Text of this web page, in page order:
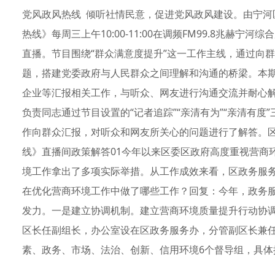
党风政风热线 倾听社情民意，促进党风政风建设。由宁
热线》每周三上午10:00-11:00在调频FM99.8兆赫宁河综
直播。节目围绕“群众满意度提升”这一工作主线，通过向
题，搭建党委政府与人民群众之间理解和沟通的桥梁。
企业等汇报相关工作，与听众、网友进行沟通交流并耐
负责同志通过节目设置的“记者追踪”“亲清有为”“亲清有
作向群众汇报，对听众和网友所关心的问题进行了解答
线》直播间政策解答01今年以来区委区政府高度重视营
境工作拿出了多项实际举措。从工作成效来看，区政务
在优化营商环境工作中做了哪些工作？回复：今年，政
发力。一是建立协调机制。建立营商环境质量提升行动
区长任副组长，办公室设在区政务服务办，分管副区长
素、政务、市场、法治、创新、信用环境6个督导组，具